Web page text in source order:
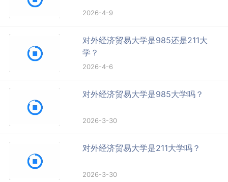
2026-4-9
对外经济贸易大学是985还是211大
学？
2026-4-6
对外经济贸易大学是985大学吗？
2026-3-30
对外经济贸易大学是211大学吗？
2026-3-30